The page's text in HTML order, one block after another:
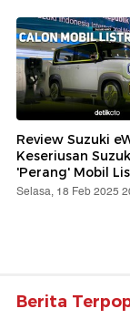
Review Suzuki
Keseriusan
'Perang' Mobil
Selasa, 18 Feb 2025
Berita